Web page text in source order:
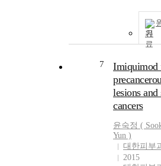
기
7
Imiquimod
lesions and
cancers
윤숙정 (
Yun )
대한피부
2015